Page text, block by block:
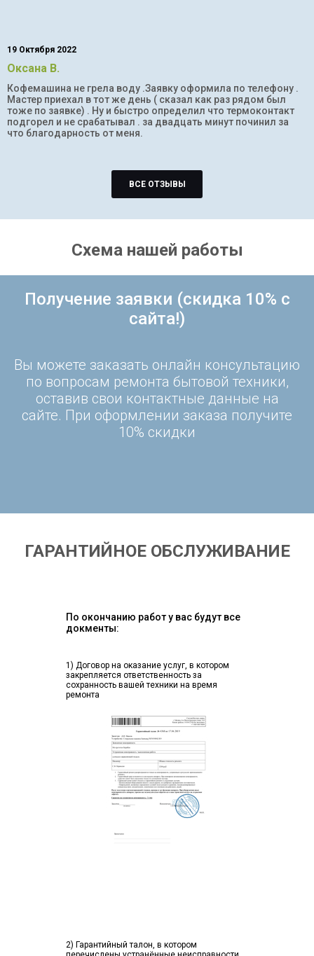
19 Октября 2022
Оксана В.
Кофемашина не грела воду .Заявку оформила по телефону .
Мастер приехал в тот же день ( сказал как раз рядом был
тоже по заявке) . Ну и быстро определил что термоконтакт
подгорел и не срабатывал . за двадцать минут починил за
что благодарность от меня.
ВСЕ ОТЗЫВЫ
Схема нашей работы
Получение заявки (скидка 10% с
сайта!)
Вы можете заказать онлайн консультацию
по вопросам ремонта бытовой техники,
оставив свои контактные данные на
сайте. При оформлении заказа получите
10% скидки
ГАРАНТИЙНОЕ ОБСЛУЖИВАНИЕ
По окончанию работ у вас будут все
докменты:
1) Договор на оказание услуг, в котором
закрепляется ответственность за
сохранность вашей техники на время
ремонта
2) Гарантийный талон, в котором